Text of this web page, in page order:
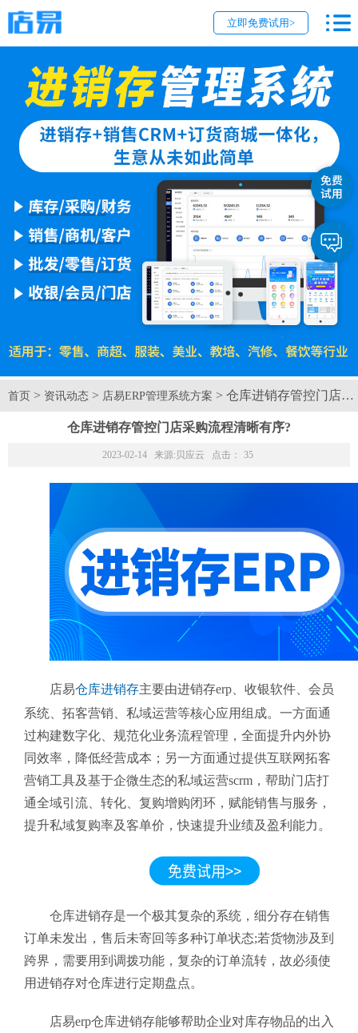
立即免费试用>
首页 > 资讯动态 > 店易ERP管理系统方案 > 仓库进销存管控门店
仓库进销存管控门店采购流程清晰有序?
2023-02-14 来源: 贝应云 点击： 35
店易仓库进销存主要由进销存erp、收银软件、会员
系统、拓客营销、私域运营等核心应用组成。一方面通
过构建数字化、规范化业务流程管理，全面提升内外协
同效率，降低经营成本；另一方面通过提供互联网拓客
营销工具及基于企微生态的私域运营scrm，帮助门店打
通全域引流、转化、复购增购闭环，赋能销售与服务，
提升私域复购率及客单价，快速提升业绩及盈利能力。
仓库进销存是一个极其复杂的系统，细分存在销售
订单未发出，售后未寄回等多种订单状态;若货物涉及到
跨界，需要用到调拨功能，复杂的订单流转，故必须使
用进销存对仓库进行定期盘点。
店易erp仓库进销存能够帮助企业对库存物品的出入